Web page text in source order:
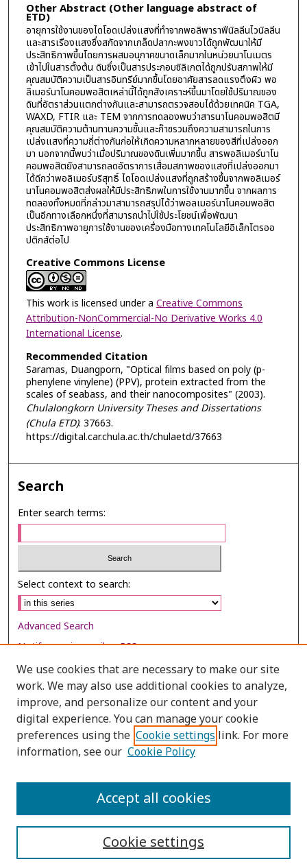
Other Abstract (Other language abstract of
ETD)
อายุการใช้งานของไดโอดเปล่งแสงที่ทำจากพอลิพาราฟีนิลลีนไวนิลลีน
และสารเรืองแสงซึ่งสกัดจากเกล็ดปลากะพงขาวได้ถูกพัฒนาให้มี
ประสิทธิภาพขึ้นโดยการผสมอนุภาคขนาดเล็กมากในหน่วยนาโนเมตร
เข้าไปในสารตั้งต้น ดินซึ่งเป็นสารประกอบซิลิเกตได้ถูกปรับสภาพให้มี
คุณสมบัติความเป็นสารอินทรีย์มากขึ้นโดยอาศัยสารลดแรงตึงผิว พอ
ลิเมอร์นาโนคอมพอสิตเหล่านี้ได้ถูกสังเคราะห์ขึ้นมาโดยใช้ปริมาณของ
ดินที่อัตราส่วนแตกต่างกันและสามารถตรวจสอบได้ด้วยเทคนิค TGA,
WAXD, FTIR และ TEM จากการทดลองพบว่าสารนาโนคอมพอสิตมี
คุณสมบัติความต้านทานความชื้นและก๊าซรวมถึงความสามารถในการ
เปล่งแสงที่ความถี่ต่างกันก่อให้เกิดความหลากหลายของสีที่เปล่งออก
มา นอกจากนี้พบว่าเมื่อปริมาณของดินเพิ่มมากขึ้น สารพอลิเมอร์นาโน
คอมพอสิตยังสามารถลดอัตราการเสื่อมสภาพของแสงที่เปล่งออกมา
ได้ดีกว่าพอลิเมอร์บริสุทธิ์ ไดโอดเปล่งแสงที่ถูกสร้างขึ้นจากพอลิเมอร์
นาโนคอมพอสิตส่งผลให้มีประสิทธิภพในการใช้งานมากขึ้น จากผลการ
ทดลองทั้งหมดที่กล่าวมาสามารถสรุปได้ว่าพอลเมอร์นาโนคอมพอสิต
เป็นอีกทางเลือกหนึ่งที่สามารถนำไปใช้ประโยชน์เพื่อพัฒนา
ประสิทธิภาพอายุการใช้งานของเครื่องมือทางเทคโนโลยีอิเล็กโตรออ
ปติกส์ต่อไป
Creative Commons License
This work is licensed under a Creative Commons
Attribution-NonCommercial-No Derivative Works 4.0
International License.
Recommended Citation
Saramas, Duangporn, "Optical films based on poly (p-
phenylene vinylene) (PPV), protein extracted from the
scales of seabass, and their nanocomposites" (2003).
Chulalongkorn University Theses and Dissertations
(Chula ETD). 37663.
https://digital.car.chula.ac.th/chulaetd/37663
Search
Enter search terms:
Select context to search:
Advanced Search
Notify me via email orRSS
Browse
Collections
Disciplines
Authors
We use cookies that are necessary to make our site
work. We may also use additional cookies to analyze,
improve, and personalize our content and your
digital experience. You can manage your cookie
preferences using the Cookie settings link. For more
information, see our Cookie Policy
Cookie settings
Accept all cookies